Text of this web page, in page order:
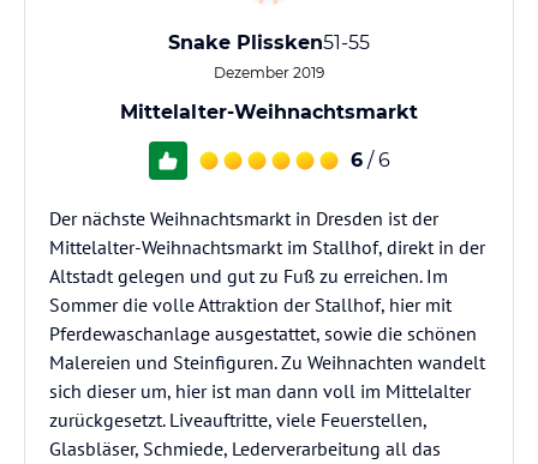
Snake Plissken51-55
Dezember 2019
Mittelalter-Weihnachtsmarkt
6 / 6
Der nächste Weihnachtsmarkt in Dresden ist der
Mittelalter-Weihnachtsmarkt im Stallhof, direkt in der
Altstadt gelegen und gut zu Fuß zu erreichen. Im
Sommer die volle Attraktion der Stallhof, hier mit
Pferdewaschanlage ausgestattet, sowie die schönen
Malereien und Steinfiguren. Zu Weihnachten wandelt
sich dieser um, hier ist man dann voll im Mittelalter
zurückgesetzt. Liveauftritte, viele Feuerstellen,
Glasbläser, Schmiede, Lederverarbeitung all das